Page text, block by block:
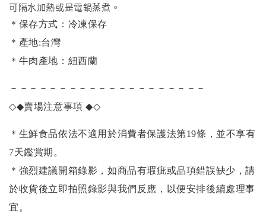
可隔水加熱或是電鍋蒸煮。
＊保存方式：冷凍保存
＊產地:台灣
＊牛肉產地：紐西蘭
－－－－－－－－－－－－－－－－－－－－
◇◆賣場注意事項◆◇
＊生鮮食品依法不適用於消費者保護法第19條，並不享有
7天鑑賞期。
＊強烈建議開箱錄影，如商品有瑕疵或品項錯誤缺少，請
於收貨後立即拍照錄影與我們反應，以便安排後續處理事
宜。